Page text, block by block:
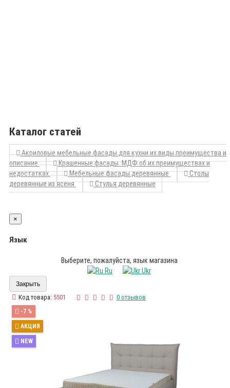
Каталог статей
Акриловые мебельные фасады для кухни их виды преимущества и
описание
Крашенные фасады МДФ об их преимуществах и
недостатках
Мебельные фасады деревянные
Столы
деревянные из ясеня
Стулья деревянные
×
Язык
Выберите, пожалуйста, язык магазина
Ru
Ukr
Закрыть
Код товара: 5501 0 отзывов
-7 %
АКЦИЯ
NEW